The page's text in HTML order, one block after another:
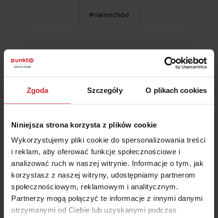
Zgoda Szczegóły O plikach cookies
Niniejsza strona korzysta z plików cookie
Wykorzystujemy pliki cookie do spersonalizowania treści
i reklam, aby oferować funkcje społecznościowe i
analizować ruch w naszej witrynie. Informacje o tym, jak
korzystasz z naszej witryny, udostępniamy partnerom
społecznościowym, reklamowym i analitycznym.
Partnerzy mogą połączyć te informacje z innymi danymi
otrzymanymi od Ciebie lub uzyskanymi podczas
#samochód
Ekspert ds. ubezpieczeń
Główny Specjalista ds. Ubezpieczeń. Wytrawna znawczyni
rynku ubezpieczeniowego, ponad 10 lat doświadczeń w
branży, większość tego czasu na pokładzie grupy Punkta.
Lubi podróże, raczej woli psy niż koty i nie trudno nam się z
nią w tej kwestii nie zgodzić.